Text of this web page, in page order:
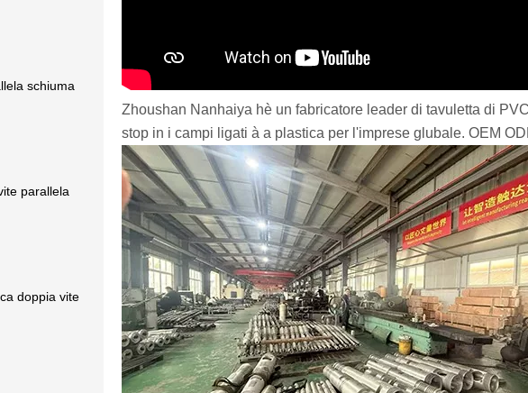
schiuma
parallela
doppia vite
Zhoushan Nanhaiya hè un fabricatore leader di tavuletta di
stop in i campi ligati à a plastica per l'imprese glubale. OEM